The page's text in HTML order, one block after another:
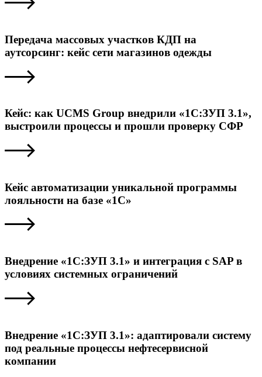
Передача массовых участков КДП на
аутсорсинг: кейс сети магазинов одежды
Кейс: как UCMS Group внедрили «1С:ЗУП 3.1»,
выстроили процессы и прошли проверку СФР
Кейс автоматизации уникальной программы
лояльности на базе «1С»
Внедрение «1С:ЗУП 3.1» и интеграция с SAP в
условиях системных ограничений
Внедрение «1С:ЗУП 3.1»: адаптировали систему
под реальные процессы нефтесервисной
компании